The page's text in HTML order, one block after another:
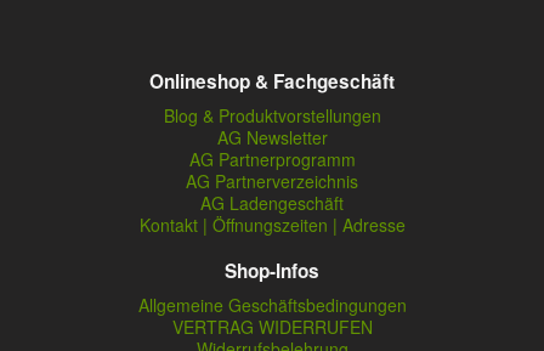
Onlineshop & Fachgeschäft
Blog & Produktvorstellungen
AG Newsletter
AG Partnerprogramm
AG Partnerverzeichnis
AG Ladengeschäft
Kontakt | Öffnungszeiten | Adresse
Shop-Infos
Allgemeine Geschäftsbedingungen
VERTRAG WIDERRUFEN